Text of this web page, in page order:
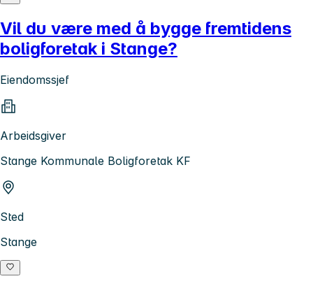
Vil du være med å bygge fremtidens
boligforetak i Stange?
Eiendomssjef
Arbeidsgiver
Stange Kommunale Boligforetak KF
Sted
Stange